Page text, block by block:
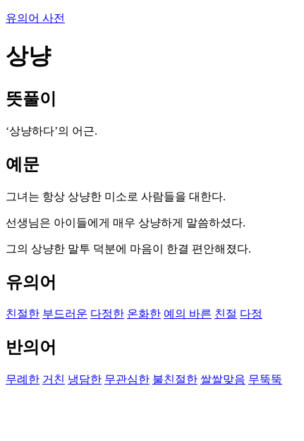
유의어 사전
상냥
뜻풀이
‘상냥하다’의 어근.
예문
그녀는 항상 상냥한 미소로 사람들을 대한다.
선생님은 아이들에게 매우 상냥하게 말씀하셨다.
그의 상냥한 말투 덕분에 마음이 한결 편안해졌다.
유의어
친절한 부드러운 다정한 온화한 예의 바른 친절 다정
반의어
무례한 거친 냉담한 무관심한 불친절한 쌀쌀맞음 무뚝뚝